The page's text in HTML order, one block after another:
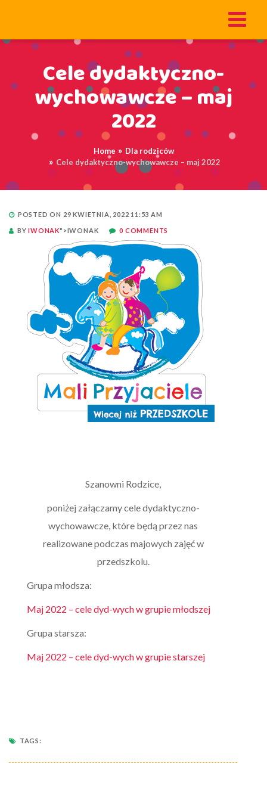
Cele dydaktyczno-
wychowawcze – maj
2022
Home
Dla rodziców
Cele dydaktyczno-wychowawcze – maj 2022
POSTED ON 29 KWIETNIA, 2022 11:53 AM
BYIWONAK">IWONAK 0 COMMENTS
Szanowni Rodzice,
poniżej załączamy cele dydaktyczno-
wychowawcze, które będą przez nas
realizowane podczas majowych zajęć w
przedszkolu.
Grupa młodsza:
Maj 2022 – cele dyd-wych w grupie młodszej
Grupa starsza:
Maj 2022 – cele dyd-wych w grupie starszej
TAGS: